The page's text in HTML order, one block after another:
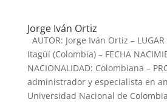
Jorge Iván Ortiz
AUTOR: Jorge Iván Ortiz –
Itagüí (Colombia) – FECHA
NACIONALIDAD: Colombiana –
administrador y especialista en
Universidad Nacional de Colombia